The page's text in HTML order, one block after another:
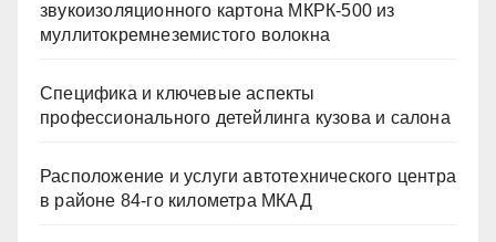
звукоизоляционного картона МКРК-500 из
муллитокремнеземистого волокна
Специфика и ключевые аспекты
профессионального детейлинга кузова и салона
Расположение и услуги автотехнического центра
в районе 84-го километра МКАД